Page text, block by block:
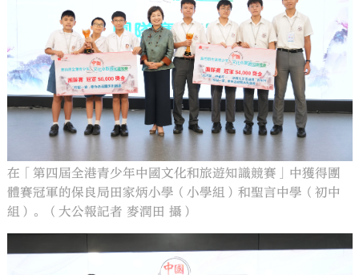
在「第四屆全港青少年中國文化和旅遊知識競賽」中獲得團
體賽冠軍的保良局田家炳小學（小學組）和聖言中學（初中
組）。（大公報記者 麥潤田 攝）